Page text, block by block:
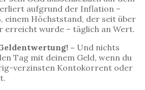
aufgrund der Inflation –
einem Höchststand, der seit über
erreicht wurde – täglich an Wert.
– Und nichts
Tag mit deinem Geld, wenn du
verzinsten Kontokorrent oder